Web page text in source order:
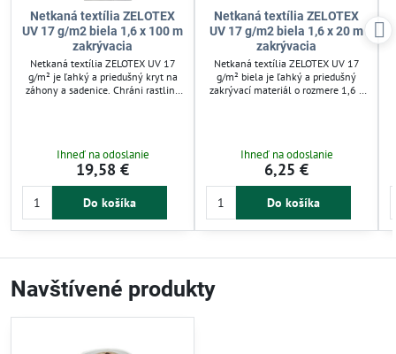
Netkaná textília ZELOTEX
UV 17 g/m2 biela 1,6 x 100 m
zakrývacia
Netkaná textília ZELOTEX UV 17
g/m² je ľahký a priedušný kryt na
záhony a sadenice. Chráni rastliny
rastlinám, ideálna pre jarné aj
jesenné pestovanie.
Ihneď na odoslanie
19,58 €
Do košíka
Netkaná textília ZELOTEX
UV 17 g/m2 biela 1,6 x 20 m
zakrývacia
Netkaná textília ZELOTEX UV 17
g/m² biela je ľahký a priedušný
zakrývací materiál o rozmere 1,6 x
Textília prepúšťa vzduch, vodu a
svetlo, čo zabezpečuje zdravý rast
rastlín. Umožňuje jednoduché
zakrytie bez konštrukcie, vhodná
pre skoré jarné aj jesenné
pestovanie.
Ihneď na odoslanie
6,25 €
Do košíka
Navštívené produkty